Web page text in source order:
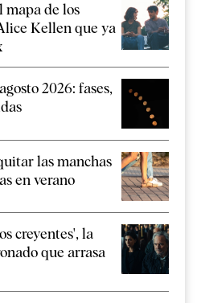
mapa de los
Kellen que ya
2026: fases,
las manchas
en verano
creyentes', la
que arrasa